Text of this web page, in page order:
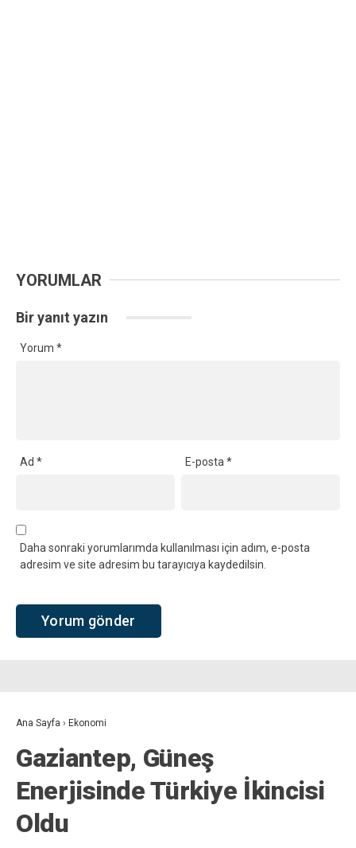
YORUMLAR
Bir yanıt yazın
Yorum *
Ad * E-posta*
Daha sonraki yorumlarımda kullanılması için adım, e-posta
adresim ve site adresim bu tarayıcıya kaydedilsin.
Ana Sayfa › Ekonomi
Gaziantep, Güneş
Enerjisinde Türkiye İkincisi
Oldu